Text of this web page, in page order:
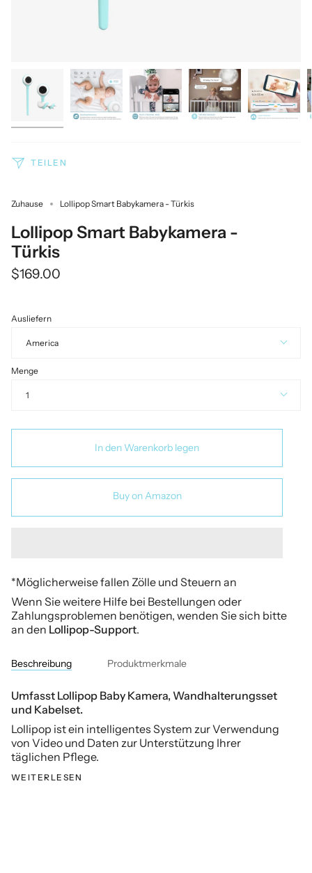
TEILEN
Zuhause Lollipop Smart Babykamera - Türkis
Lollipop Smart Babykamera -
Türkis
$169.00
Ausliefern
America
Menge
1
In den Warenkorb legen
Buy on Amazon
*Möglicherweise fallen Zölle und Steuern an
Wenn Sie weitere Hilfe bei Bestellungen oder
Zahlungsproblemen benötigen, wenden Sie sich bitte
an den Lollipop-Support.
Beschreibung Produktmerkmale
Umfasst Lollipop Baby Kamera, Wandhalterungsset
und Kabelset.
Lollipop ist ein intelligentes System zur Verwendung
von Video und Daten zur Unterstützung Ihrer
täglichen Pflege.
WEITERLESEN